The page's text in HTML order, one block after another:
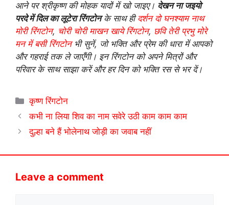
आने पर श्रीकृष्ण की मोहक यादों में खो जाइए। देखन ना जइयो
परदे में दिल का लूटेरा रिंगटोनके साथ हीदर्शन दो घनश्याम नाथ
मोरी रिंगटोन, चोरी चोरी माखन खाये रिंगटोन, छवि तेरी प्रभु मोरे
मन में बसी रिंगटोनभी सुनें, जो भक्ति और प्रेम की धारा में आपको
और गहराई तक ले जाएँगी। इन रिंगटोन को अपने मित्रों और
परिवार के साथ साझा करें और हर दिन को भक्ति रस से भर दें।
Categories
कृष्ण रिंगटोन
कभी ना लिया शिव का नाम सवेरे उठी काम काम काम
दुल्हा बने हैं भोलेनाथ जोड़ी का जवाब नहीं
Leave a comment